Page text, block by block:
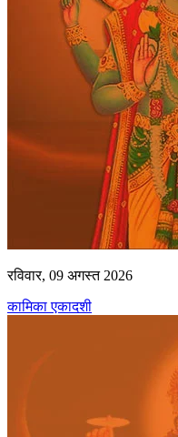
रविवार, 09 अगस्त 2026
कामिका एकादशी